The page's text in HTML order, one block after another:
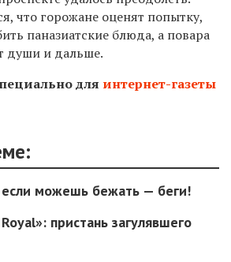
что горожане оценят попытку,
паназиатские блюда, а повара
души и дальше.
для интернет-газеты
можешь бежать — беги!
пристань загулявшего